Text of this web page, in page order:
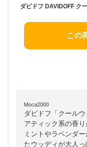
この
Moca2000
ダビドフ「クール
アティック系の香
ミントやラベンダ
たウッディが大人